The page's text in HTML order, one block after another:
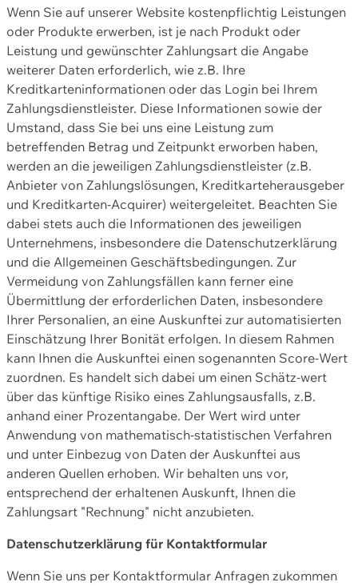
Wenn Sie auf unserer Website kostenpflichtig Leistungen
oder Produkte erwerben, ist je nach Produkt oder
Leistung und gewünschter Zahlungsart die Angabe
weiterer Daten erforderlich, wie z.B. Ihre
Kreditkarteninformationen oder das Login bei Ihrem
Zahlungsdienstleister. Diese Informationen sowie der
Umstand, dass Sie bei uns eine Leistung zum
betreffenden Betrag und Zeitpunkt erworben haben,
werden an die jeweiligen Zahlungsdienstleister (z.B.
Anbieter von Zahlungslösungen, Kreditkarteherausgeber
und Kreditkarten-Acquirer) weitergeleitet. Beachten Sie
dabei stets auch die Informationen des jeweiligen
Unternehmens, insbesondere die Datenschutzerklärung
und die Allgemeinen Geschäftsbedingungen. Zur
Vermeidung von Zahlungsfällen kann ferner eine
Übermittlung der erforderlichen Daten, insbesondere
Ihrer Personalien, an eine Auskunftei zur automatisierten
Einschätzung Ihrer Bonität erfolgen. In diesem Rahmen
kann Ihnen die Auskunftei einen sogenannten Score-Wert
zuordnen. Es handelt sich dabei um einen Schätz-wert
über das künftige Risiko eines Zahlungsausfalls, z.B.
anhand einer Prozentangabe. Der Wert wird unter
Anwendung von mathematisch-statistischen Verfahren
und unter Einbezug von Daten der Auskunftei aus
anderen Quellen erhoben. Wir behalten uns vor,
entsprechend der erhaltenen Auskunft, Ihnen die
Zahlungsart "Rechnung" nicht anzubieten.
Datenschutzerklärung für Kontaktformular
Wenn Sie uns per Kontaktformular Anfragen zukommen